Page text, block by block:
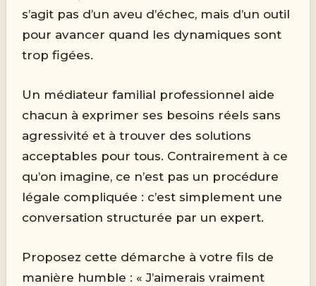
s’agit pas d’un aveu d’échec, mais d’un outil
pour avancer quand les dynamiques sont
trop figées.
Un médiateur familial professionnel aide
chacun à exprimer ses besoins réels sans
agressivité et à trouver des solutions
acceptables pour tous. Contrairement à ce
qu’on imagine, ce n’est pas un procédure
légale compliquée : c’est simplement une
conversation structurée par un expert.
Proposez cette démarche à votre fils de
manière humble : « J’aimerais vraiment